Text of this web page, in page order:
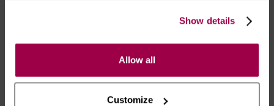
Show details
Allow all
Customize